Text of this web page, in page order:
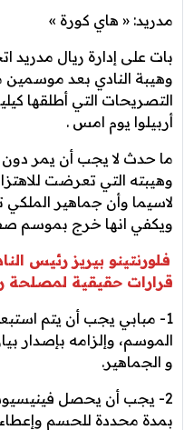
مدريد: « هاي كورة »
بات على إدارة ريال مدريد
وهيبة النادي بعد موسمين
التصريحات التي أطلقها
أربيلوا يوم امس .
ما حدث لا يجب أن يمر دون
وهيبته التي تعرضت
لاسيما وأن جماهير
ويكفي انها خرج بموسم
قرارات حقيقية لمصلحة
1- مبابي يجب أن يتم
الموسم، وإلزامه بإصدار
و الجماهير.
2- يجب أن يحصل
بمدة محددة للحسم